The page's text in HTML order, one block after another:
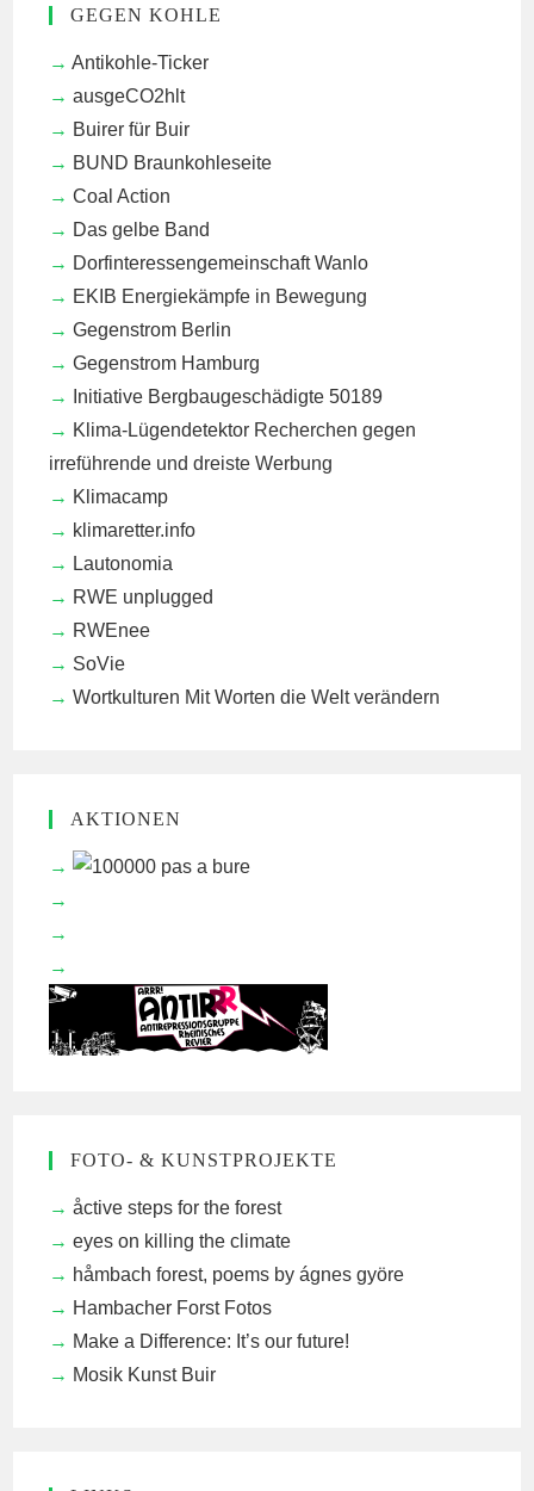
GEGEN KOHLE
Antikohle-Ticker
ausgeCO2hlt
Buirer für Buir
BUND Braunkohleseite
Coal Action
Das gelbe Band
Dorfinteressengemeinschaft Wanlo
EKIB Energiekämpfe in Bewegung
Gegenstrom Berlin
Gegenstrom Hamburg
Initiative Bergbaugeschädigte 50189
Klima-Lügendetektor Recherchen gegen
irreführende und dreiste Werbung
Klimacamp
klimaretter.info
Lautonomia
RWE unplugged
RWEnee
SoVie
Wortkulturen Mit Worten die Welt verändern
AKTIONEN
FOTO- & KUNSTPROJEKTE
åctive steps for the forest
eyes on killing the climate
håmbach forest, poems by ágnes györe
Hambacher Forst Fotos
Make a Difference: It’s our future!
Mosik Kunst Buir